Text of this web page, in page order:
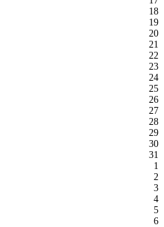
18
19
20
21
22
23
24
25
26
27
28
29
30
31
1
2
3
4
5
6